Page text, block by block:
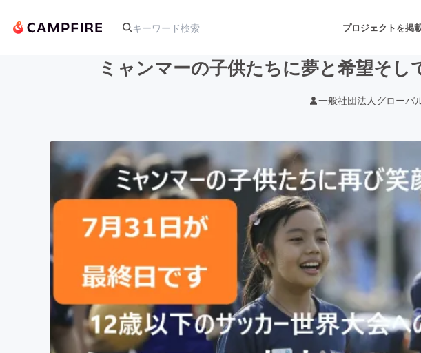
プロジェクトを掲
アート・写真 音楽
テクノロジー・ガジェット
書籍・雑誌出版
ビジネス・起業
まちづくり・地域活性化
ミャンマーの子供たちに夢と希望そし
一般社団法人グローバ